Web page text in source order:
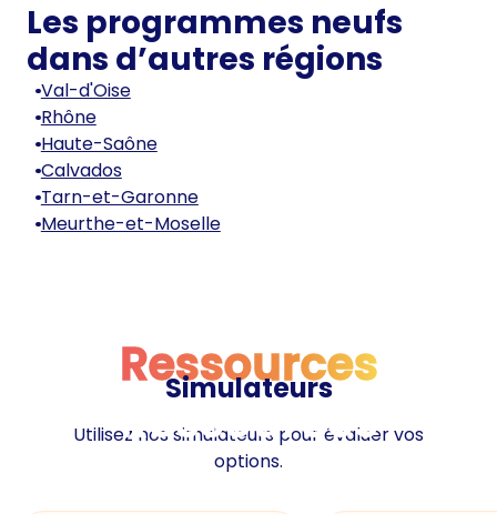
Les programmes neufs
dans d’autres régions
Val-d'Oise
Rhône
Haute-Saône
Calvados
Tarn-et-Garonne
Meurthe-et-Moselle
Ressources
Ressources
Simulateurs
Utilisez nos simulateurs pour évaluer vos
options.